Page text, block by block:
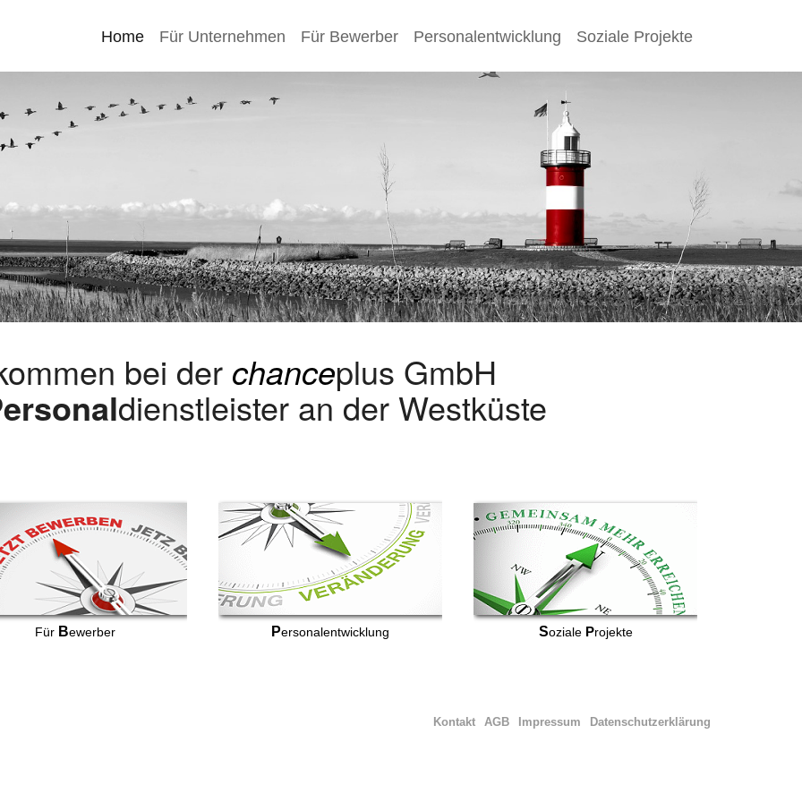
Home Für Unternehmen Für Bewerber Personalentwicklung Soziale Projekte
bei der chanceplus GmbH
dienstleister an der Westküste
Für Bewerber Personalentwicklung Soziale Projekte
Datenschutzerklärung
Impressum
AGB
Kontakt